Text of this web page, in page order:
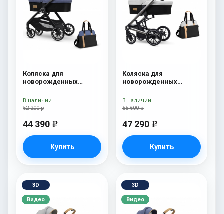
Коляска для
новорожденных
сумка Denim
52 200 р
44 390 e
Купить
В наличии
Коляска для
новорожденных
Sahara
55 600 р
47 290 e
Купить
В наличии
3D
Видео
3D
Видео